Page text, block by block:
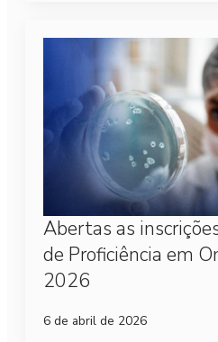
Abertas as
de Proficiência em
2026
6 de abril de 2026